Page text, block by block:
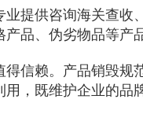
提供咨询海关查
品、伪劣物品等产
信赖。产品销毁规
，既维护企业的品